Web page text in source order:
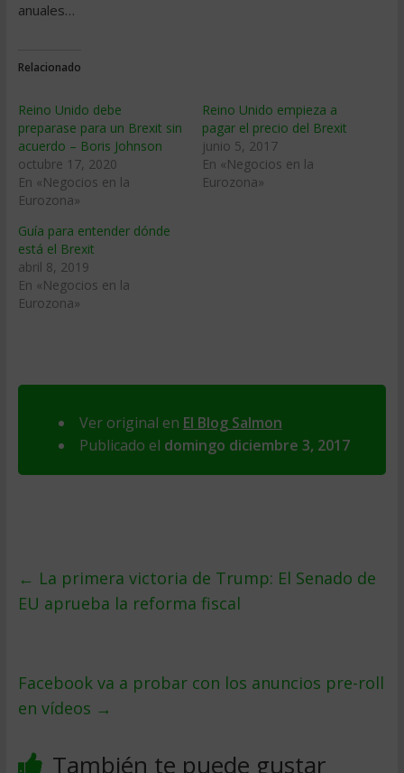
anuales…
Relacionado
Reino Unido debe
preparase para un Brexit sin
acuerdo – Boris Johnson
octubre 17, 2020
En «Negocios en la
Eurozona»
Reino Unido empieza a
pagar el precio del Brexit
junio 5, 2017
En «Negocios en la
Eurozona»
Guía para entender dónde
está el Brexit
abril 8, 2019
En «Negocios en la
Eurozona»
Ver original en El Blog Salmon
Publicado el domingo diciembre 3, 2017
← La primera victoria de Trump: El Senado de
EU aprueba la reforma fiscal
Facebook va a probar con los anuncios pre-roll
en vídeos →
También te puede gustar